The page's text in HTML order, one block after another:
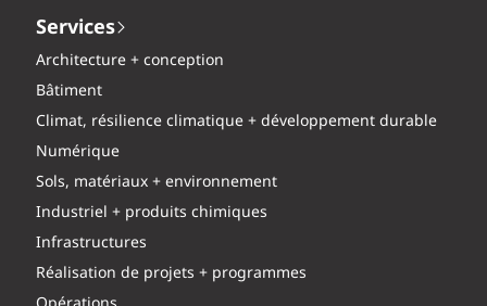
Services
Architecture + conception
Bâtiment
Climat, résilience climatique + développement durable
Numérique
Sols, matériaux + environnement
Industriel + produits chimiques
Infrastructures
Réalisation de projets + programmes